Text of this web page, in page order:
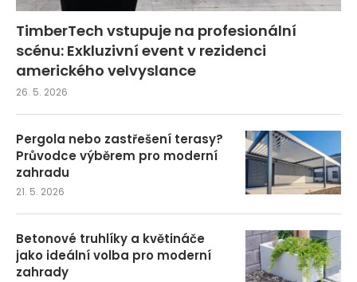
TimberTech vstupuje na profesionální
scénu: Exkluzivní event v rezidenci
amerického velvyslance
26. 5. 2026
Pergola nebo zastřešení terasy?
Průvodce výběrem pro moderní
zahradu
21. 5. 2026
Betonové truhlíky a květináče
jako ideální volba pro moderní
zahrady